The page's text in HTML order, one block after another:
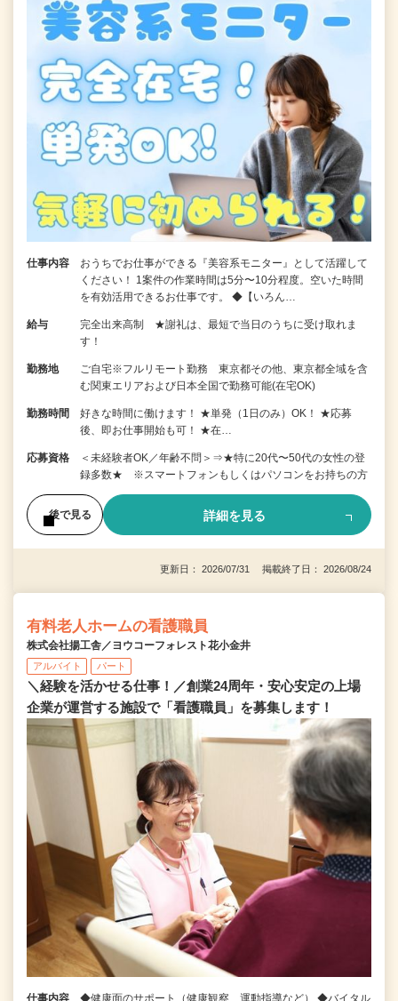
仕事内容
おうちでお仕事ができる『美容系モニター』として活躍して
ください！ 1案件の作業時間は5分〜10分程度。空いた時間
を有効活用できるお仕事です。 ◆【いろん…
給与
完全出来高制 ★謝礼は、最短で当日のうちに受け取れま
す！
勤務地
ご自宅※フルリモート勤務 東京都その他、東京都全域を含
む関東エリアおよび日本全国で勤務可能(在宅OK)
勤務時間
好きな時間に働けます！ ★単発（1日のみ）OK！ ★応募
後、即お仕事開始も可！ ★在…
応募資格
＜未経験者OK／年齢不問＞⇒★特に20代〜50代の女性の登
録多数★ ※スマートフォンもしくはパソコンをお持ちの方
後で見る 詳細を見る
更新日： 2026/07/31 掲載終了日： 2026/08/24
有料老人ホームの看護職員
株式会社揚工舎／ヨウコーフォレスト花小金井
アルバイト パート
＼経験を活かせる仕事！／創業24周年・安心安定の上場
企業が運営する施設で「看護職員」を募集します！